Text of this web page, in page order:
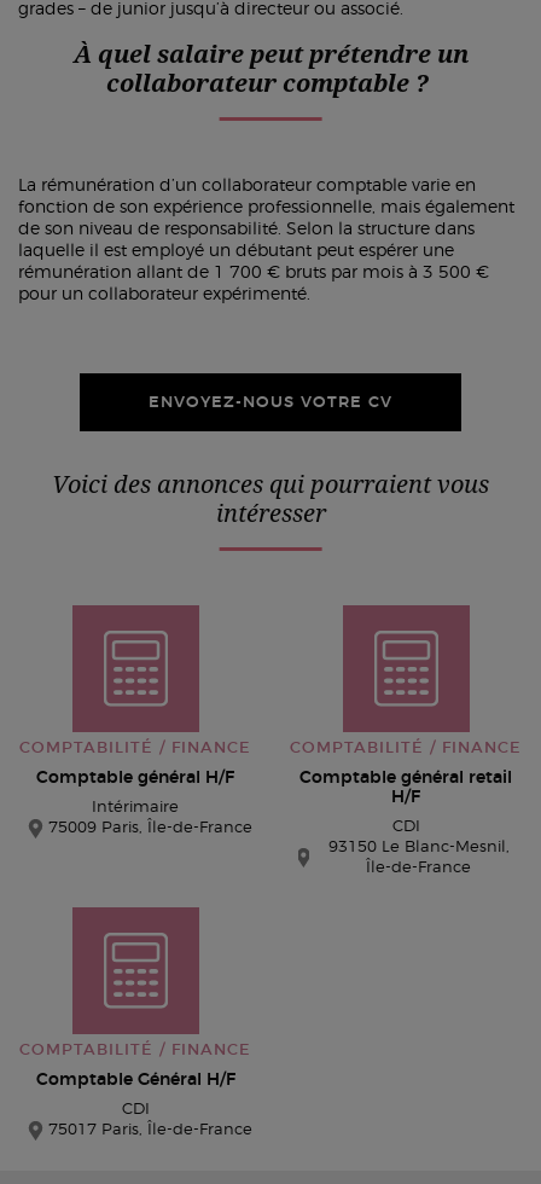
grades – de junior jusqu’à directeur ou associé.
À quel salaire peut prétendre un
collaborateur comptable ?
La rémunération d’un collaborateur comptable varie en
fonction de son expérience professionnelle, mais également
de son niveau de responsabilité. Selon la structure dans
laquelle il est employé un débutant peut espérer une
rémunération allant de 1 700 € bruts par mois à 3 500 €
pour un collaborateur expérimenté.
ENVOYEZ-NOUS VOTRE CV
Voici des annonces qui pourraient vous
intéresser
COMPTABILITÉ / FINANCE
Comptable général H/F
Intérimaire
75009 Paris, Île-de-France
COMPTABILITÉ / FINANCE
Comptable général retail
H/F
CDI
93150 Le Blanc-Mesnil,
Île-de-France
COMPTABILITÉ / FINANCE
Comptable Général H/F
CDI
75017 Paris, Île-de-France